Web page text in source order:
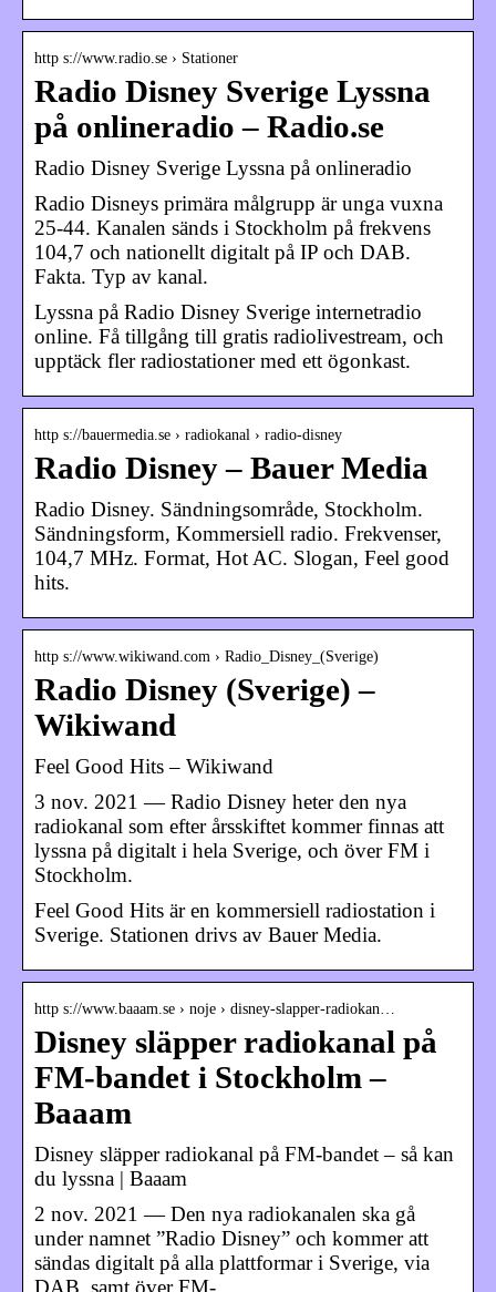
http s://www.radio.se › Stationer
Radio Disney Sverige Lyssna
på onlineradio – Radio.se
Radio Disney Sverige Lyssna på onlineradio
Radio Disneys primära målgrupp är unga vuxna
25-44. Kanalen sänds i Stockholm på frekvens
104,7 och nationellt digitalt på IP och DAB.
Fakta. Typ av kanal.
Lyssna på Radio Disney Sverige internetradio
online. Få tillgång till gratis radiolivestream, och
upptäck fler radiostationer med ett ögonkast.
http s://bauermedia.se › radiokanal › radio-disney
Radio Disney – Bauer Media
Radio Disney. Sändningsområde, Stockholm.
Sändningsform, Kommersiell radio. Frekvenser,
104,7 MHz. Format, Hot AC. Slogan, Feel good
hits.
http s://www.wikiwand.com › Radio_Disney_(Sverige)
Radio Disney (Sverige) –
Wikiwand
Feel Good Hits – Wikiwand
3 nov. 2021 — Radio Disney heter den nya
radiokanal som efter årsskiftet kommer finnas att
lyssna på digitalt i hela Sverige, och över FM i
Stockholm.
Feel Good Hits är en kommersiell radiostation i
Sverige. Stationen drivs av Bauer Media.
http s://www.baaam.se › noje › disney-slapper-radiokan…
Disney släpper radiokanal på
FM-bandet i Stockholm –
Baaam
Disney släpper radiokanal på FM-bandet – så kan
du lyssna | Baaam
2 nov. 2021 — Den nya radiokanalen ska gå
under namnet ”Radio Disney” och kommer att
sändas digitalt på alla plattformar i Sverige, via
DAB, samt över FM- …